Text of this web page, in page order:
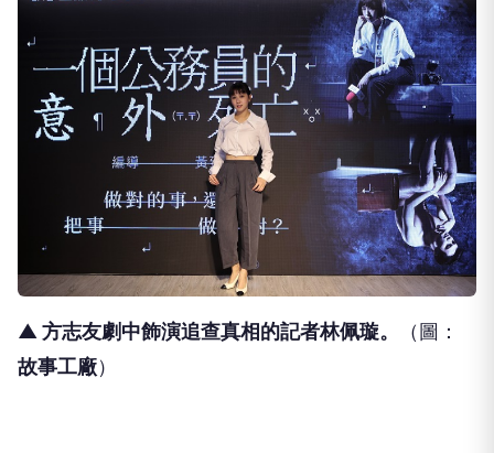
▲ 方志友劇中飾演追查真相的記者林佩璇。
（圖：
故事工廠）